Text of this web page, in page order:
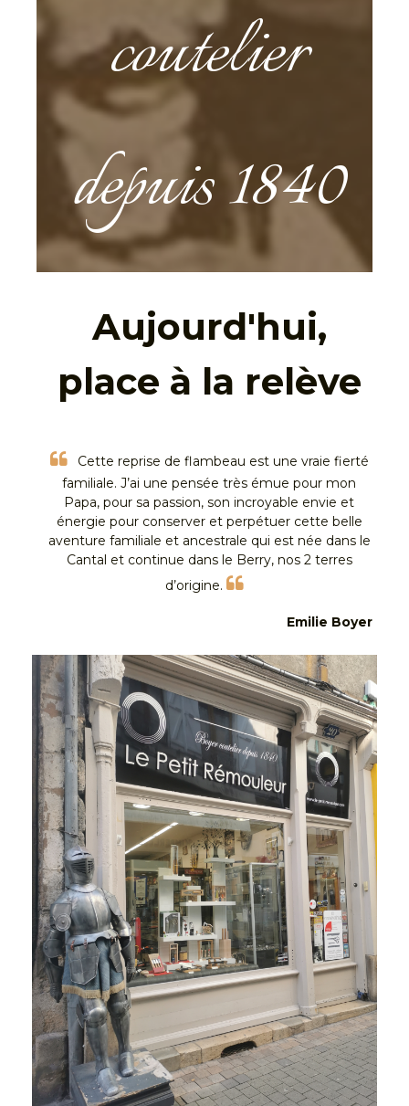
coutelier
depuis 1840
Aujourd'hui,
place à la relève
Cette reprise de flambeau est une vraie fierté
familiale. J’ai une pensée très émue pour mon
Papa, pour sa passion, son incroyable envie et
énergie pour conserver et perpétuer cette belle
aventure familiale et ancestrale qui est née dans le
Cantal et continue dans le Berry, nos 2 terres
d’origine.
Emilie Boyer